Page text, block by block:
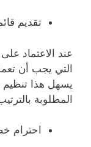
تقديم
عند الاعتماد
التي يجب أن
يسهل هذا تنظيم
المطلوبة
احترام